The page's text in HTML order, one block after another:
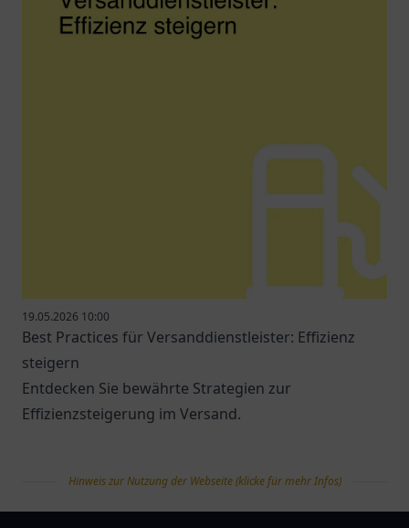
19.05.2026 10:00
Best Practices für Versanddienstleister: Effizienz
steigern
Entdecken Sie bewährte Strategien zur
Effizienzsteigerung im Versand.
Hinweis zur Nutzung der Webseite (klicke für mehr Infos)